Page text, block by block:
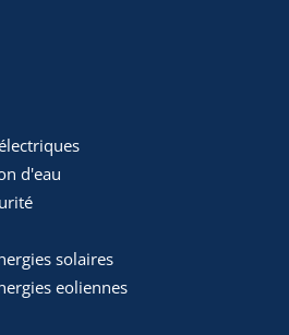
d'eau
solaires
eoliennes